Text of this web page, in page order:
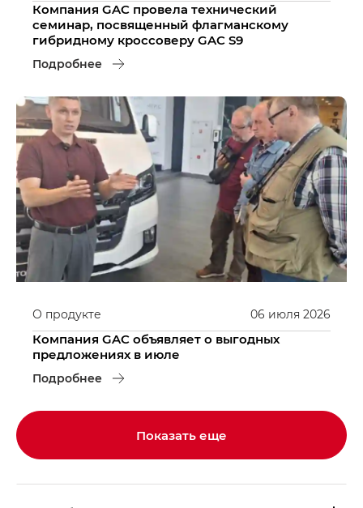
Компания GAC провела технический
семинар, посвященный флагманскому
гибридному кроссоверу GAC S9
Подробнее
06 июля 2026
О продукте
Компания GAC объявляет о выгодных
предложениях в июле
Подробнее
Показать еще